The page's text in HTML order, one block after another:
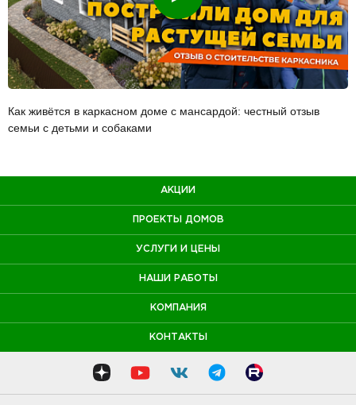
Как живётся в каркасном доме с мансардой: честный отзыв
семьи с детьми и собаками
АКЦИИ
ПРОЕКТЫ ДОМОВ
УСЛУГИ И ЦЕНЫ
НАШИ РАБОТЫ
КОМПАНИЯ
КОНТАКТЫ